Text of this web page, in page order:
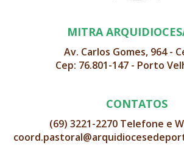
MITRA
Av. Carlos Gomes, 964 -
Cep: 76.801-147 - Porto
CONTATOS
(69) 3221-2270 Telefone e